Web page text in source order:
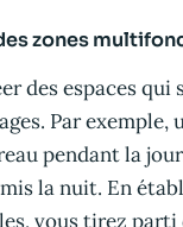
zones
des espaces qui
Par exemple,
pendant la
la nuit. En
vous tirez parti